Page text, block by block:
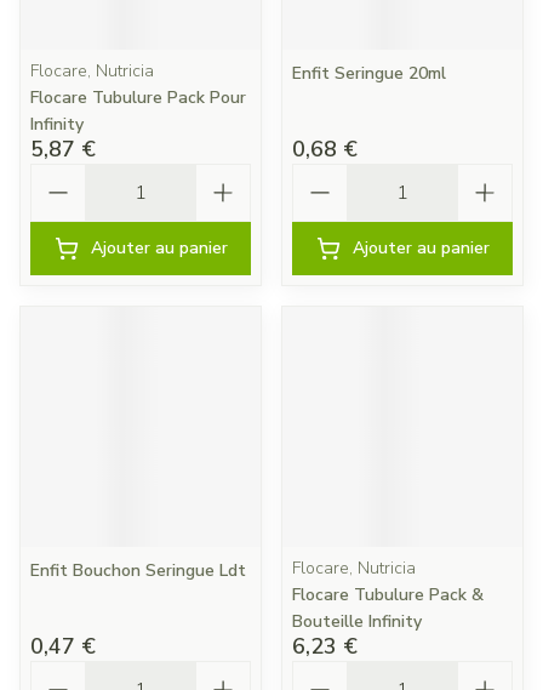
Flocare, Nutricia
Flocare Tubulure Pack Pour
Infinity
5,87 €
Ajouter au panier
Enfit Seringue 20ml
0,68 €
Ajouter au panier
Enfit Bouchon Seringue Ldt
0,47 €
Flocare, Nutricia
Flocare Tubulure Pack &
Bouteille Infinity
6,23 €